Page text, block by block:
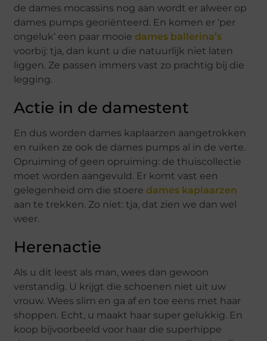
de dames mocassins nog aan wordt er alweer op
dames pumps georiënteerd. En komen er ‘per
ongeluk’ een paar mooiedames ballerina’s
voorbij: tja, dan kunt u die natuurlijk niet laten
liggen. Ze passen immers vast zo prachtig bij die
legging.
Actie in de damestent
En dus worden dames kaplaarzen aangetrokken
en ruiken ze ook de dames pumps al in de verte.
Opruiming of geen opruiming: de thuiscollectie
moet worden aangevuld. Er komt vast een
gelegenheid om die stoeredames kaplaarzen
aan te trekken. Zo niet: tja, dat zien we dan wel
weer.
Herenactie
Als u dit leest als man, wees dan gewoon
verstandig. U krijgt die schoenen niet uit uw
vrouw. Wees slim en ga af en toe eens met haar
shoppen. Echt, u maakt haar super gelukkig. En
koop bijvoorbeeld voor haar die superhippe